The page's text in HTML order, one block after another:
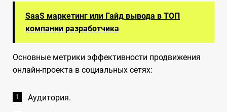
SaaS маркетинг или Гайд вывода в ТОП
компании разработчика
Основные метрики эффективности продвижения
онлайн-проекта в социальных сетях:
Аудитория.